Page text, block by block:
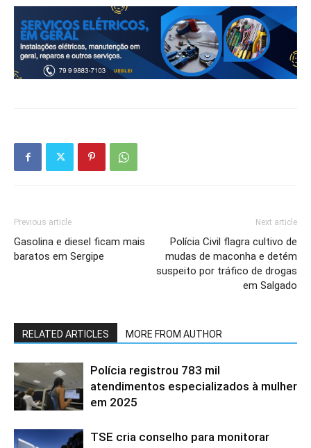
Previous article
Gasolina e diesel ficam mais
baratos em Sergipe
Next article
Polícia Civil flagra cultivo de
mudas de maconha e detém
suspeito por tráfico de drogas
em Salgado
RELATED ARTICLES MORE FROM AUTHOR
Polícia registrou 783 mil
atendimentos especializados à mulher
em 2025
TSE cria conselho para monitorar